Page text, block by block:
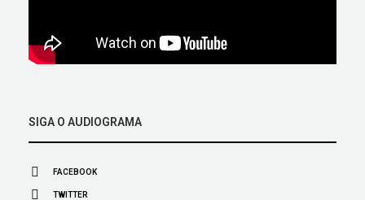
SIGA O AUDIOGRAMA
FACEBOOK
TWITTER